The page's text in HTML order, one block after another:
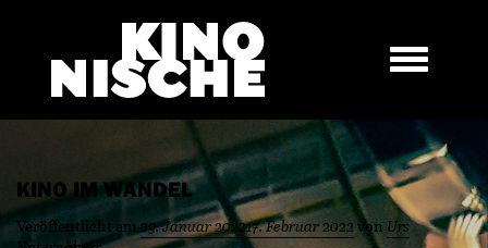
KINO IM WANDEL
Veröffentlicht am29. Januar 202217. Februar 2022von Urs